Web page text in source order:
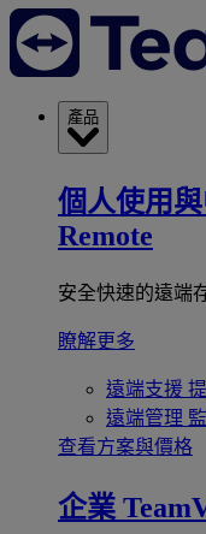
產品
個人使用
Remote
安全快速的遠端
瞭解更多
遠端支援
遠端管理
查看方案與價格
企業